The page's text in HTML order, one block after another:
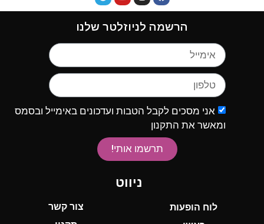
הרשמה לניוזלטר שלנו
אני מסכים לקבל הטבות ועדכונים באימייל ובסמס
ומאשר את התקנון
תרשמו אותי!
ניווט
לוח הופעות
צור קשר